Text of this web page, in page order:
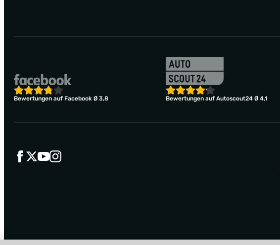
Bewertungen auf Facebook Ø 3,8 Bewertungen auf Autoscout24 Ø 4,1